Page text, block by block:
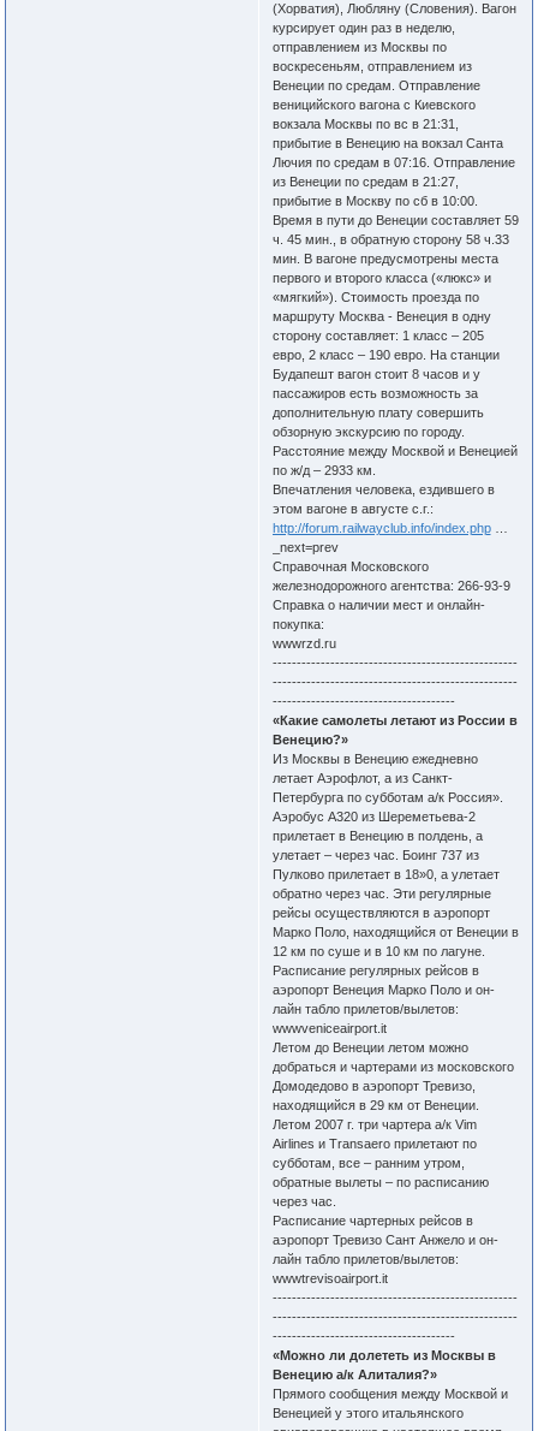
(Хорватия), Любляну (Словения). Вагон
курсирует один раз в неделю,
отправлением из Москвы по
воскресеньям, отправлением из
Венеции по средам. Отправление
веницийского вагона с Киевского
вокзала Москвы по вс в 21:31,
прибытие в Венецию на вокзал Санта
Лючия по средам в 07:16. Отправление
из Венеции по средам в 21:27,
прибытие в Москву по cб в 10:00.
Время в пути до Венеции составляет 59
ч. 45 мин., в обратную сторону 58 ч.33
мин. В вагоне предусмотрены места
первого и второго класса («люкс» и
«мягкий»). Стоимость проезда по
маршруту Москва - Венеция в одну
сторону составляет: 1 класс – 205
евро, 2 класс – 190 евро. На станции
Будапешт вагон стоит 8 часов и у
пассажиров есть возможность за
дополнительную плату совершить
обзорную экскурсию по городу.
Расстояние между Москвой и Венецией
по ж/д – 2933 км.
Впечатления человека, ездившего в
этом вагоне в августе с.г.:
http://forum.railwayclub.info/index.php…
_next=prev
Справочная Московского
железнодорожного агентства: 266-93-9
Справка о наличии мест и онлайн-
покупка:
wwwrzd.ru
---------------------------------------------------
---------------------------------------------------
--------------------------------------
«Какие самолеты летают из России в
Венецию?»
Из Москвы в Венецию ежедневно
летает Аэрофлот, а из Санкт-
Петербурга по субботам а/к Россия».
Аэробус А320 из Шереметьева-2
прилетает в Венецию в полдень, а
улетает – через час. Боинг 737 из
Пулково прилетает в 18»0, а улетает
обратно через час. Эти регулярные
рейсы осуществляются в аэропорт
Марко Поло, находящийся от Венеции в
12 км по суше и в 10 км по лагуне.
Расписание регулярных рейсов в
аэропорт Венеция Марко Поло и он-
лайн табло прилетов/вылетов:
wwwveniceairport.it
Летом до Венеции летом можно
добраться и чартерами из московского
Домодедово в аэропорт Тревизо,
находящийся в 29 км от Венеции.
Летом 2007 г. три чартера а/к Vim
Airlines и Transaero прилетают по
субботам, все – ранним утром,
обратные вылеты – по расписанию
через час.
Расписание чартерных рейсов в
аэропорт Тревизо Сант Анжело и он-
лайн табло прилетов/вылетов:
wwwtrevisoairport.it
---------------------------------------------------
---------------------------------------------------
--------------------------------------
«Можно ли долететь из Москвы в
Венецию а/к Алиталия?»
Прямого сообщения между Москвой и
Венецией у этого итальянского